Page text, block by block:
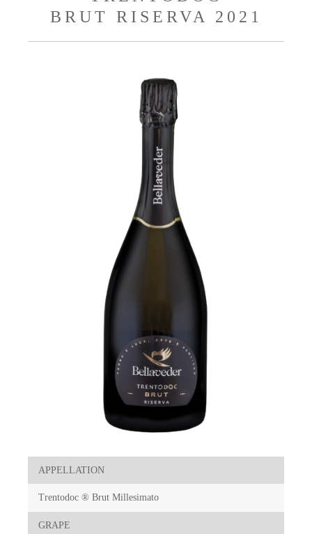
BRUT RISERVA 2021
APPELLATION
Trentodoc ® Brut Millesimato
GRAPE